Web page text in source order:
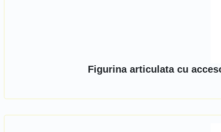
Figurina articulata cu